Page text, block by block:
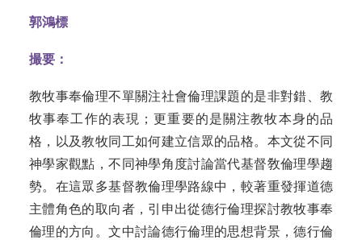
郭鴻標
撮要：
教牧事奉倫理不單關注社會倫理課題的是非對錯、教
牧事奉工作的表現；更重要的是關注教牧本身的品
格，以及教牧同工如何建立信眾的品格。本文從不同
神學家觀點，不同神學角度討論當代基督敎倫理學趨
勢。在這眾多基督教倫理學路線中，較著重發揮道德
主體角色的取向者，引申出從德行倫理探討教牧事奉
倫理的方向。文中討論德行倫理的思想背景，德行倫